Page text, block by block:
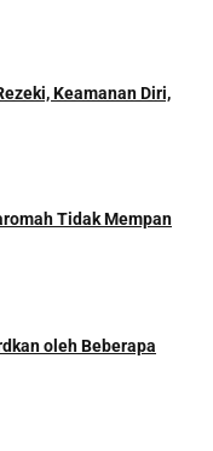
Keamanan Diri,
Tidak Mempan
oleh Beberapa